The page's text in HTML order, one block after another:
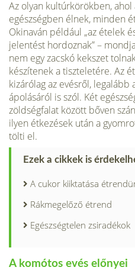
Az olyan kultúrkörökben,
egészségben élnek, minden
Okinaván például „az ételek
jelentést hordoznak” –
nem egy zacskó kekszet
készítenek a tiszteletére. Az
kizárólag az evésről, legalább
ápolásáról is szól. Két
zöldségfalat között bőven
ilyen étkezések után a
tölti el.
Ezek a cikkek is
A cukor kiiktatása
Rákmegelőző étrend
Egészségtelen zsiradékok
A komótos evés előnyei